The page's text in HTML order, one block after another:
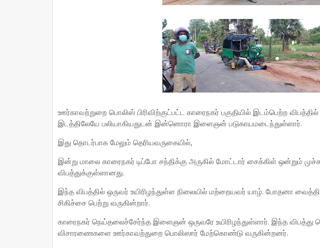
ஊர்காவற்றுறை பொலிஸ் பிரிவிற்குட்பட்ட காரைநகர் பகுதியில் இடம்பெற்ற
இடத்திலேயே பலியாகியதுடன் இன்னொரா இளைஞன் படுகாயமடைந்துள்ளார்.
இது தொடர்பாக மேலும் தெரியவருகையில்,
இன்று மாலை காரைநகர் டிப்போ சந்திக்கு அருகில் மோட்டார் சைக்கிள் ஒன்றும்
விபத்துக்குள்ளானது.
இந்த விபத்தில் ஒருவர் உயிரிழந்துள்ள நிலையில் மற்றையவர் யாழ். போதனா
சிகிச்சை பெற்று வருகின்றார்.
காரைநகர் நெய்தலைச்சேர்ந்த இளைஞன் ஒருவரே உயிரிழந்துள்ளார். இந்த விபத்து
விசாரணைகளை ஊர்காவற்துறை பொலிஸார் மேற்கொண்டு வருகின்றனர்.